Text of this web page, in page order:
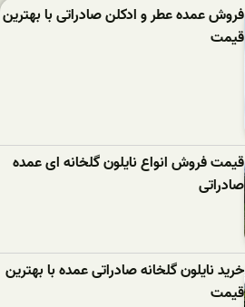
فروش عمده عطر و ادکلن صادراتی با بهترین
قیمت
قیمت فروش انواع نایلون گلخانه ای عمده
صادراتی
خرید نایلون گلخانه صادراتی عمده با بهترین
قیمت